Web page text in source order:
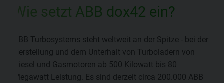
Wie setzt ABB dox42 ein?
ABB Turbosystems steht weltweit an der Spitze - bei der
Herstellung und dem Unterhalt von Turboladern von
Diesel und Gasmotoren ab 500 Kilowatt bis 80
Megawatt Leistung. Es sind derzeit circa 200.000 ABB